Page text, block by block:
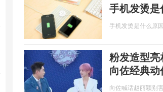
手机发烫
手机发烫是什么原因
粉发造型
向佐经典动
向佐喊话赵丽颖别